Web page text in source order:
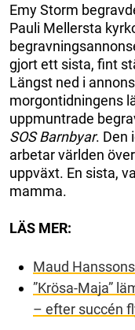
Emy Storm
Pauli Mellersta
gjort ett sista, fint
Längst ned i
morgontidningens
uppmuntrade
SOS Barnbyar. Den
arbetar världen
uppväxt. En sista,
mamma.
LÄS MER:
Maud
”Krösa-Maja”
– efter succén